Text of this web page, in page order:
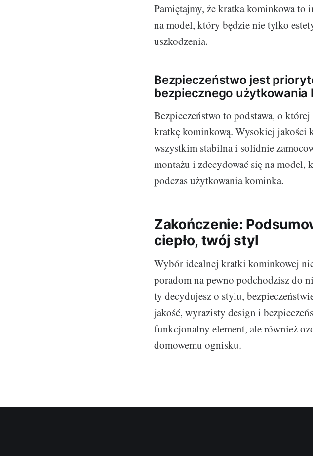
Pamiętajmy, że kratka kominkowa to
na model, który będzie nie tylko
uszkodzenia.
Bezpieczeństwo jest
bezpiecznego użytkowania
Bezpieczeństwo to podstawa, o
kratkę kominkową. Wysokiej jakości
wszystkim stabilna i solidnie
montażu i zdecydować się na
podczas użytkowania kominka.
Zakończenie:
ciepło, twój styl
Wybór idealnej kratki kominkowej
poradom na pewno podchodzisz do
ty decydujesz o stylu,
jakość, wyrazisty design i
funkcjonalny element, ale również
domowemu ognisku.